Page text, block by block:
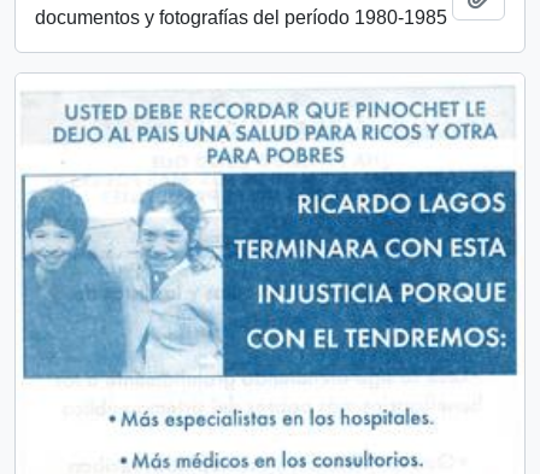
documentos y fotografías del período 1980-1985